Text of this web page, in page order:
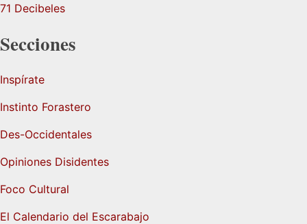
71 Decibeles
Secciones
Inspírate
Instinto Forastero
Des-Occidentales
Opiniones Disidentes
Foco Cultural
El Calendario del Escarabajo